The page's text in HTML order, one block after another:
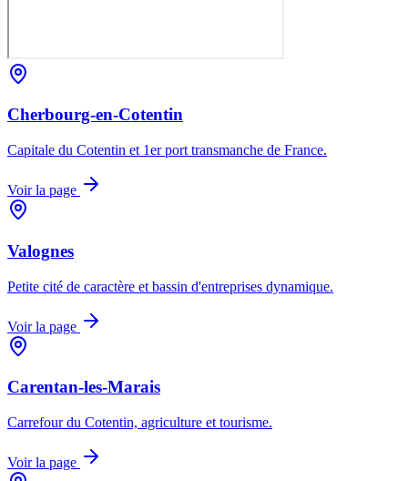
Cherbourg-en-Cotentin
Capitale du Cotentin et 1er port transmanche de France.
Voir la page
Valognes
Petite cité de caractère et bassin d'entreprises dynamique.
Voir la page
Carentan-les-Marais
Carrefour du Cotentin, agriculture et tourisme.
Voir la page